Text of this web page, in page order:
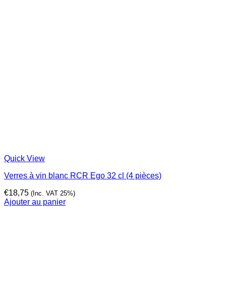
Quick View
Verres à vin blanc RCR Ego 32 cl (4 pièces)
€18,75 (Inc. VAT 25%)
Ajouter au panier